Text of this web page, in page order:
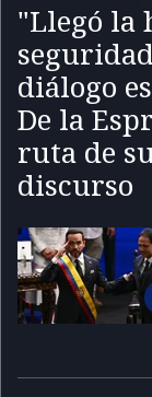
"Llegó la
diálogo
De la
ruta de
discurso